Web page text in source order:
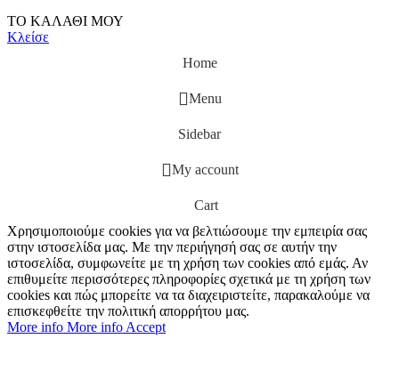
ΤΟ ΚΑΛΑΘΙ ΜΟΥ
Κλείσε
Home
Menu
Sidebar
My account
Cart
Χρησιμοποιούμε cookies για να βελτιώσουμε την εμπειρία σας
στην ιστοσελίδα μας. Με την περιήγησή σας σε αυτήν την
ιστοσελίδα, συμφωνείτε με τη χρήση των cookies από εμάς. Αν
επιθυμείτε περισσότερες πληροφορίες σχετικά με τη χρήση των
cookies και πώς μπορείτε να τα διαχειριστείτε, παρακαλούμε να
επισκεφθείτε την πολιτική απορρήτου μας.
More info More info Accept